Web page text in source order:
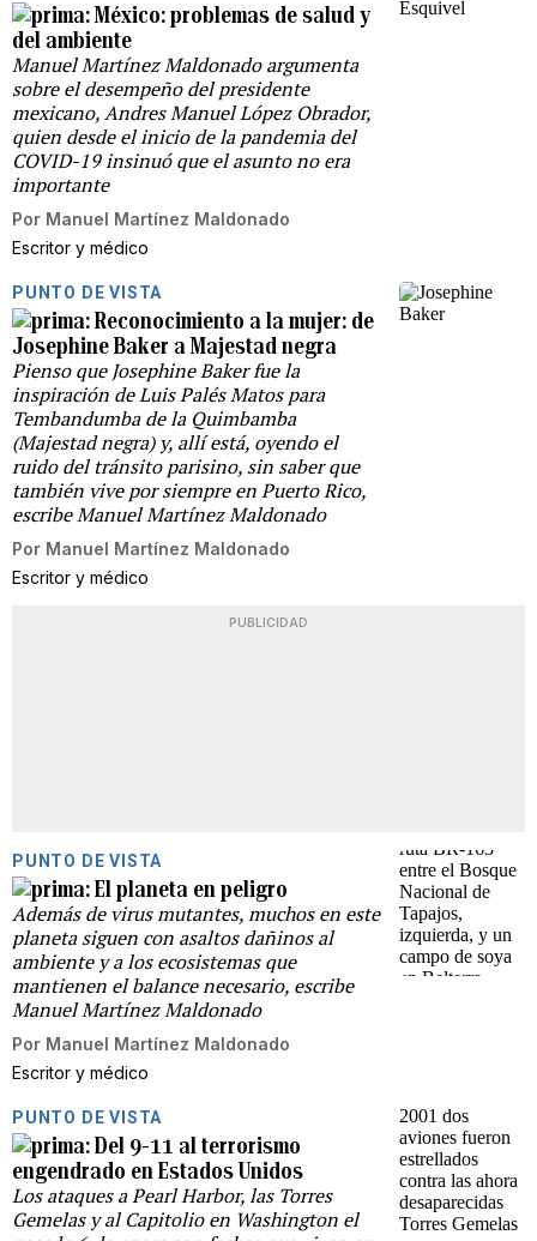
México: problemas de salud y
del ambiente
Manuel Martínez Maldonado argumenta
sobre el desempeño del presidente
mexicano, Andres Manuel López Obrador,
quien desde el inicio de la pandemia del
COVID-19 insinuó que el asunto no era
importante
Por Manuel Martínez Maldonado
Escritor y médico
PUNTO DE VISTA
Reconocimiento a la mujer: de
Josephine Baker a Majestad negra
Pienso que Josephine Baker fue la
inspiración de Luis Palés Matos para
Tembandumba de la Quimbamba
(Majestad negra) y, allí está, oyendo el
ruido del tránsito parisino, sin saber que
también vive por siempre en Puerto Rico,
escribe Manuel Martínez Maldonado
Por Manuel Martínez Maldonado
Escritor y médico
PUBLICIDAD
PUNTO DE VISTA
El planeta en peligro
Además de virus mutantes, muchos en este
planeta siguen con asaltos dañinos al
ambiente y a los ecosistemas que
mantienen el balance necesario, escribe
Manuel Martínez Maldonado
Por Manuel Martínez Maldonado
Escritor y médico
PUNTO DE VISTA
Del 9-11 al terrorismo
engendrado en Estados Unidos
Los ataques a Pearl Harbor, las Torres
Gemelas y al Capitolio en Washington el